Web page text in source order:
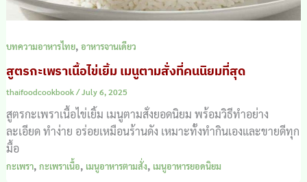
บทความอาหารไทย, อาหารจานเดียว
สูตรกะเพราเนื้อไข่เยิ้ม เมนูตามสั่งที่คนนิยมที่สุด
thaifoodcookbook/July 6, 2025
สูตรกะเพราเนื้อไข่เยิ้ม เมนูตามสั่งยอดนิยม พร้อมวิธีทำอย่าง
ละเอียด ทำง่าย อร่อยเหมือนร้านดัง เหมาะทั้งทำกินเองและขายดีทุก
มื้อ
กะเพรา, กะเพราเนื้อ, เมนูอาหารตามสั่ง, เมนูอาหารยอดนิยม